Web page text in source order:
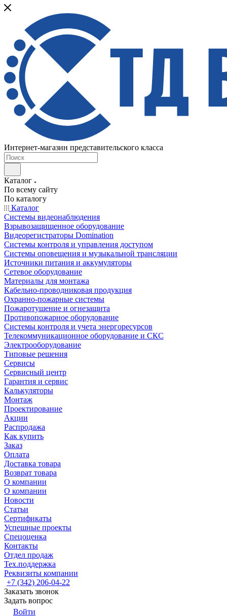
Интернет-магазин представительского класса
Каталог
По всему сайту
По каталогу
Каталог
Системы видеонаблюдения
Взрывозащищенное оборудование
Видеорегистраторы Domination
Системы контроля и управления доступом
Системы оповещения и музыкальной трансляции
Источники питания и аккумуляторы
Сетевое оборудование
Материалы для монтажа
Кабельно-проводниковая продукция
Охранно-пожарные системы
Пожаротушение и огнезащита
Противопожарное оборудование
Системы контроля и учета энергоресурсов
Телекоммуникационное оборудование и СКС
Электрооборудование
Типовые решения
Сервисы
Сервисный центр
Гарантия и сервис
Калькуляторы
Монтаж
Проектирование
Акции
Распродажа
Как купить
Заказ
Оплата
Доставка товара
Возврат товара
О компании
О компании
Новости
Статьи
Сертификаты
Успешные проекты
Спецоценка
Контакты
Отдел продаж
Тех.поддержка
Реквизиты компании
+7 (342) 206-04-22
Заказать звонок
Задать вопрос
Войти